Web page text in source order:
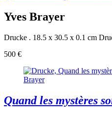
Yves Brayer
Drucke . 18.5 x 30.5 x 0.1 cm
500 €
Quand les mystères